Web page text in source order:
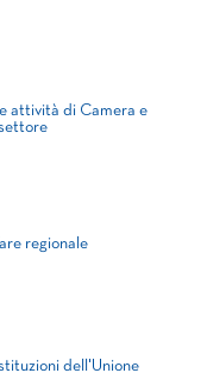
attività di Camera e
regionale
dell'Unione